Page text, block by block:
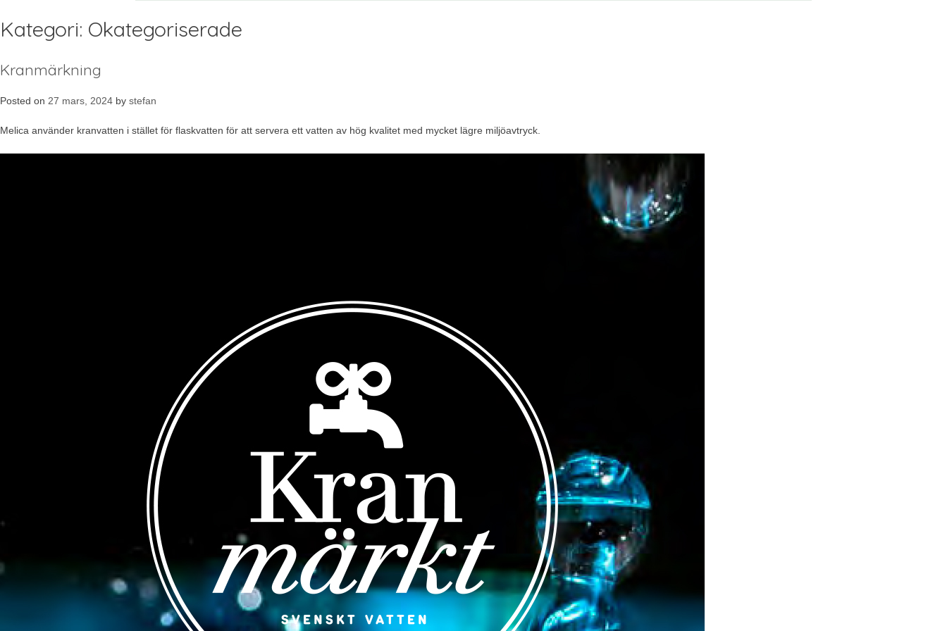
Kategori: Okategoriserade
Kranmärkning
Posted on 27 mars, 2024 by stefan
Melica använder kranvatten i stället för flaskvatten för att servera ett vatten av hög kvalitet med mycket lägre miljöavtryck.